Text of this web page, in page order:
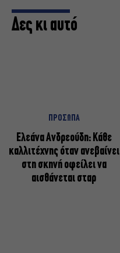
Δες κι αυτό
ΠΡΟΣΩΠΑ
Ελεάνα Ανδρεούδη: Κάθε
καλλιτέχνης όταν ανεβαίνει
στη σκηνή οφείλει να
αισθάνεται σταρ